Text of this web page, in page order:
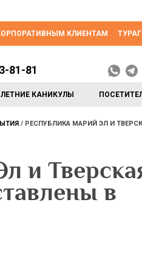
КЛИЕНТАМ
ЛЕТНИЕ КАНИКУЛЫ
81-81
РЕСПУБЛИКА МАРИЙ ЭЛ И
и
в